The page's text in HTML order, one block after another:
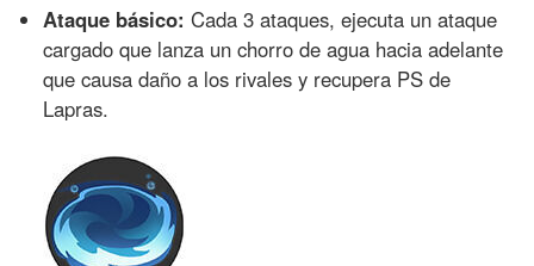
Ataque básico: Cada 3 ataques, ejecuta un ataque
cargado que lanza un chorro de agua hacia adelante
que causa daño a los rivales y recupera PS de
Lapras.